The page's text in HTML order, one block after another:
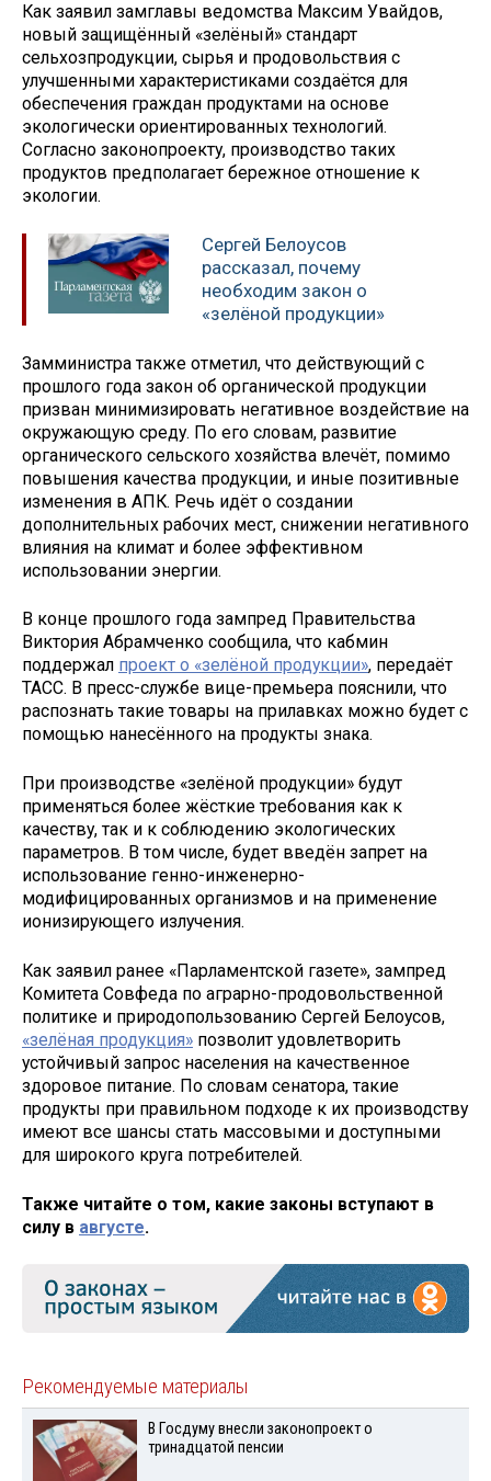
Как заявил замглавы ведомства Максим Увайдов,
новый защищённый «зелёный» стандарт
сельхозпродукции, сырья и продовольствия с
улучшенными характеристиками создаётся для
обеспечения граждан продуктами на основе
экологически ориентированных технологий.
Согласно законопроекту, производство таких
продуктов предполагает бережное отношение к
экологии.
Сергей Белоусов
рассказал, почему
необходим закон о
«зелёной продукции»
Замминистра также отметил, что действующий с
прошлого года закон об органической продукции
призван минимизировать негативное воздействие на
окружающую среду. По его словам, развитие
органического сельского хозяйства влечёт, помимо
повышения качества продукции, и иные позитивные
изменения в АПК. Речь идёт о создании
дополнительных рабочих мест, снижении негативного
влияния на климат и более эффективном
использовании энергии.
В конце прошлого года зампред Правительства
Виктория Абрамченко сообщила, что кабмин
поддержал проект о «зелёной продукции», передаёт
ТАСС. В пресс-службе вице-премьера пояснили, что
распознать такие товары на прилавках можно будет с
помощью нанесённого на продукты знака.
При производстве «зелёной продукции» будут
применяться более жёсткие требования как к
качеству, так и к соблюдению экологических
параметров. В том числе, будет введён запрет на
использование генно-инженерно-
модифицированных организмов и на применение
ионизирующего излучения.
Как заявил ранее «Парламентской газете», зампред
Комитета Совфеда по аграрно-продовольственной
политике и природопользованию Сергей Белоусов,
«зелёная продукция» позволит удовлетворить
устойчивый запрос населения на качественное
здоровое питание. По словам сенатора, такие
продукты при правильном подходе к их производству
имеют все шансы стать массовыми и доступными
для широкого круга потребителей.
Также читайте о том, какие законы вступают в
силу в августе.
Рекомендуемые материалы
В Госдуму внесли законопроект о
тринадцатой пенсии